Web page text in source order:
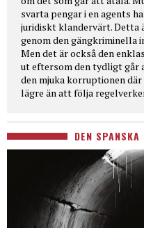
svarta pengar i en agents
juridiskt klandervärt. Detta
genom den gängkriminella
Men det är också den
ut eftersom den tydligt går
den mjuka korruptionen
lägre än att följa
DEN